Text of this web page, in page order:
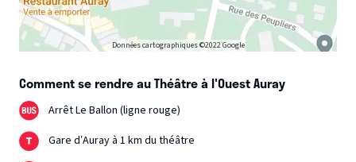
Données cartographiques ©2022 Google
Comment se rendre au Théâtre à l'Ouest Auray
Arrêt Le Ballon (ligne rouge)
Gare d’Auray à 1 km du théâtre